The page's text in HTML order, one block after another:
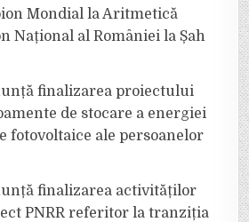
Mondial la Aritmetică
Național al României la Șah
finalizarea proiectului
de stocare a energiei
fotovoltaice ale persoanelor
finalizarea activităților
PNRR referitor la tranziția